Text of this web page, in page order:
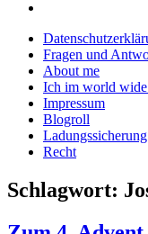
Facebook
anzeigen
Twitter
anzeigen
auf
Instagram
anzeigen
Main
menu
Skip
content
Fragen und
About me
Ich im world
Impressum
Blogroll
Recht
Schlagwort: